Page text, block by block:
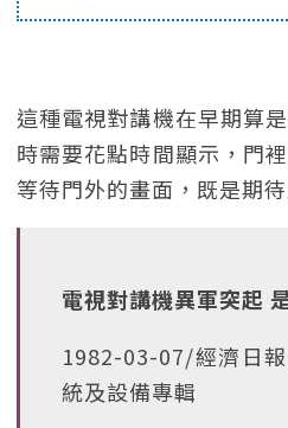
這種電視對講機在早期算
時需要花點時間顯示，門
等待門外的畫面，既是期待
電視對講機異軍突起
1982-03-07/經濟日
統及設備專輯